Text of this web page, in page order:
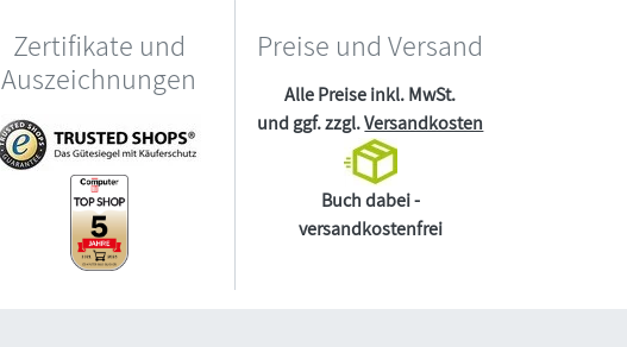
Zertifikate und
Auszeichnungen
Preise und Versand
Alle Preise inkl. MwSt.
und ggf. zzgl.Versandkosten
Buch dabei -
versandkostenfrei